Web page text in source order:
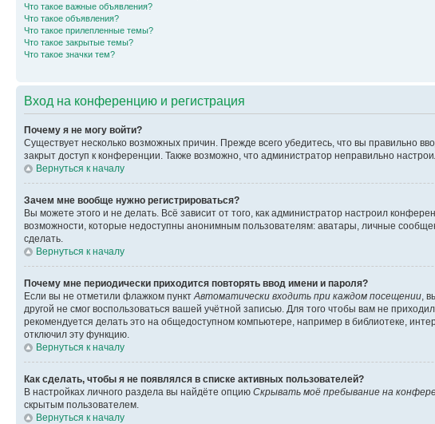
Что такое важные объявления?
Что такое объявления?
Что такое прилепленные темы?
Что такое закрытые темы?
Что такое значки тем?
Вход на конференцию и регистрация
Почему я не могу войти?
Существует несколько возможных причин. Прежде всего убедитесь, что вы правильно
закрыт доступ к конференции. Также возможно, что администратор неправильно
Вернуться к началу
Зачем мне вообще нужно регистрироваться?
Вы можете этого и не делать. Всё зависит от того, как администратор настроил
возможности, которые недоступны анонимным пользователям: аватары, личные
сделать.
Вернуться к началу
Почему мне периодически приходится повторять ввод имени и пароля?
Если вы не отметили флажком пункт Автоматически входить при каждом посещении ,
другой не смог воспользоваться вашей учётной записью. Для того чтобы вам не
рекомендуется делать это на общедоступном компьютере, например в библиотеке,
отключил эту функцию.
Вернуться к началу
Как сделать, чтобы я не появлялся в списке активных пользователей?
В настройках личного раздела вы найдёте опцию Скрывать моё пребывание на
скрытым пользователем.
Вернуться к началу